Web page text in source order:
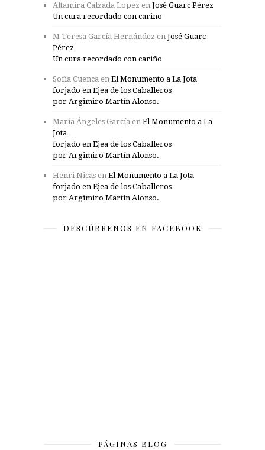
Altamira Calzada Lopez en José Guarc Pérez
Un cura recordado con cariño
M Teresa García Hernández en José Guarc
Pérez
Un cura recordado con cariño
Sofía Cuenca en El Monumento a La Jota
forjado en Ejea de los Caballeros
por Argimiro Martín Alonso.
María Ángeles García en El Monumento a La
Jota
forjado en Ejea de los Caballeros
por Argimiro Martín Alonso.
Henri Nicas en El Monumento a La Jota
forjado en Ejea de los Caballeros
por Argimiro Martín Alonso.
DESCÚBRENOS EN FACEBOOK
PÁGINAS BLOG